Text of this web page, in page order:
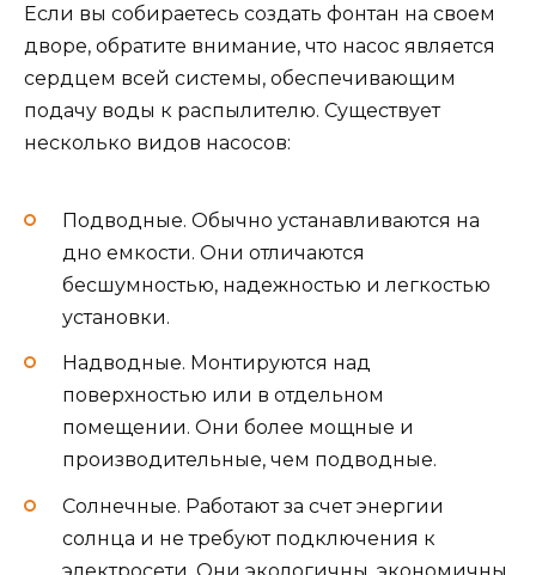
Если вы собираетесь создать фонтан на своем
дворе, обратите внимание, что насос является
сердцем всей системы, обеспечивающим
подачу воды к распылителю. Существует
несколько видов насосов:
Подводные. Обычно устанавливаются на
дно емкости. Они отличаются
бесшумностью, надежностью и легкостью
установки.
Надводные. Монтируются над
поверхностью или в отдельном
помещении. Они более мощные и
производительные, чем подводные.
Солнечные. Работают за счет энергии
солнца и не требуют подключения к
электросети. Они экологичны, экономичны